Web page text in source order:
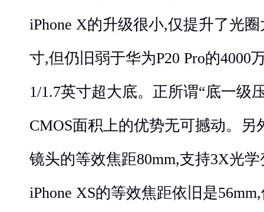
iPhone X的升级很小,仅提升了光
寸,但仍旧弱于华为P20 Pro的4000
1/1.7英寸超大底。正所谓“底一级
CMOS面积上的优势无可撼动。另
镜头的等效焦距80mm,支持3X光
iPhone XS的等效焦距依旧是